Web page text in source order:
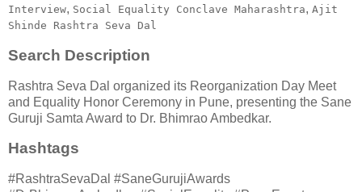
Interview, Social Equality Conclave Maharashtra, Ajit
Shinde Rashtra Seva Dal
Search Description
Rashtra Seva Dal organized its Reorganization Day Meet
and Equality Honor Ceremony in Pune, presenting the Sane
Guruji Samta Award to Dr. Bhimrao Ambedkar.
Hashtags
#RashtraSevaDal #SaneGurujiAwards